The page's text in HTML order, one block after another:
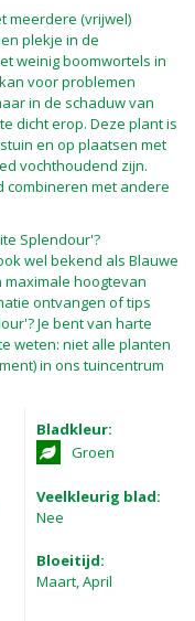
meerdere (vrijwel)
plekje in de
weinig boomwortels in
voor problemen
in de schaduw van
dicht erop. Deze plant is
en op plaatsen met
vochthoudend zijn.
combineren met andere
Splendour'?
wel bekend als Blauwe
hoogtevan
ontvangen of tips
Je bent van harte
weten: niet alle planten
in ons tuincentrum
Bladkleur:
Groen
Veelkleurig blad:
Nee
Bloeitijd:
Maart, April